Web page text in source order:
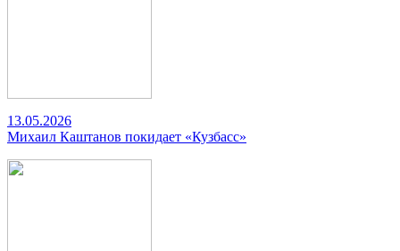
13.05.2026
Михаил Каштанов покидает «Кузбасс»